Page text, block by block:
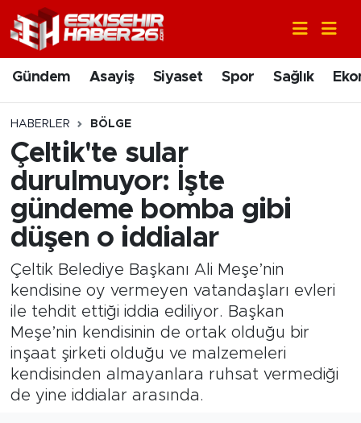
Gündem Asayiş Siyaset Spor Sağlık
HABERLER BÖLGE
Çeltik'te sular
durulmuyor: İşte
gündeme bomba gibi
düşen o iddialar
Çeltik Belediye Başkanı Ali Meşe’nin
kendisine oy vermeyen vatandaşları evleri
ile tehdit ettiği iddia ediliyor. Başkan
Meşe’nin kendisinin de ortak olduğu bir
inşaat şirketi olduğu ve malzemeleri
kendisinden almayanlara ruhsat vermediği
de yine iddialar arasında.
Gündem
Asayiş
Siyaset
Spor
Ekonomi
Eğitim
Sanat
Bölge
Nöbetçi Eczaneler
Hava Durumu
Trafik Durumu
Süper Lig Puan Durumu ve Fikstür
Tüm Manşetler
Son Dakika Haberleri
Haber Arşivi